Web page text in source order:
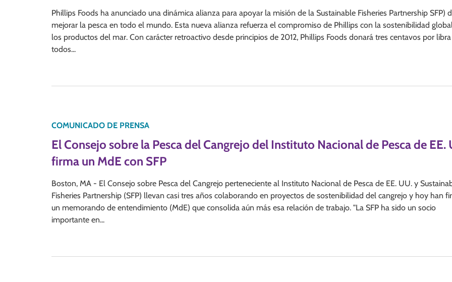
Phillips Foods ha anunciado una dinámica alianza para apoyar la misión de la Sustainable Fisheries Partnership SFP)
mejorar la pesca en todo el mundo. Esta nueva alianza refuerza el compromiso de Phillips con la sostenibilidad
los productos del mar. Con carácter retroactivo desde principios de 2012, Phillips Foods donará tres centavos por libra
todos...
COMUNICADO DE PRENSA
El Consejo sobre la Pesca del Cangrejo del Instituto Nacional de Pesca de EE.
firma un MdE con SFP
Boston, MA - El Consejo sobre Pesca del Cangrejo perteneciente al Instituto Nacional de Pesca de EE. UU. y
Fisheries Partnership (SFP) llevan casi tres años colaborando en proyectos de sostenibilidad del cangrejo y hoy han
un memorando de entendimiento (MdE) que consolida aún más esa relación de trabajo. "La SFP ha sido un socio
importante en...